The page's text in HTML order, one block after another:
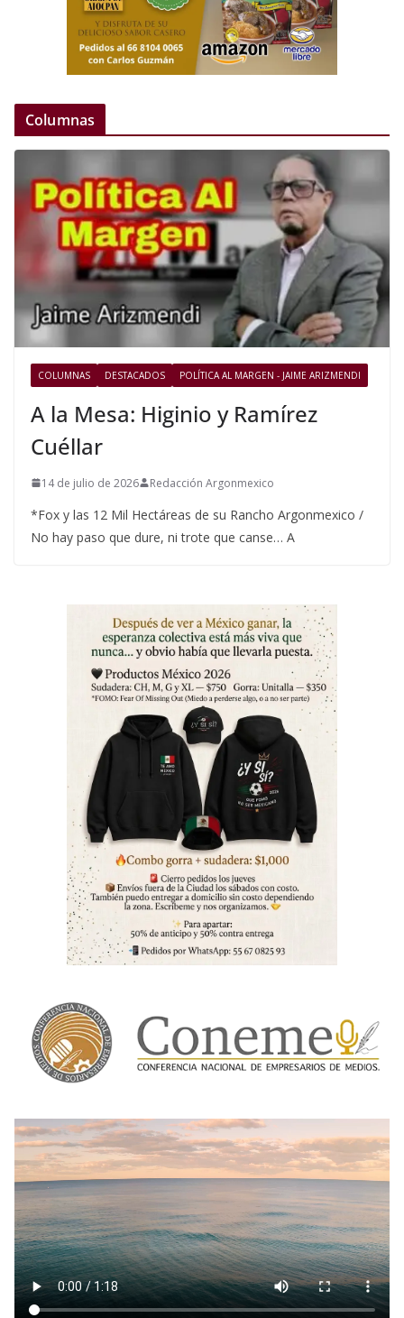
Columnas
COLUMNAS DESTACADOS POLÍTICA AL MARGEN - JAIME ARIZMENDI
A la Mesa: Higinio y Ramírez
Cuéllar
14 de julio de 2026 Redacción Argonmexico
*Fox y las 12 Mil Hectáreas de su Rancho Argonmexico /
No hay paso que dure, ni trote que canse… A